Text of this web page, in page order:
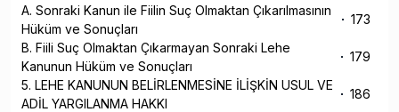
A. Sonraki Kanun ile Fiilin Suç Olmaktan Çıkarılmasının
Hüküm ve Sonuçları
173
B. Fiili Suç Olmaktan Çıkarmayan Sonraki Lehe
Kanunun Hüküm ve Sonuçları
179
5. LEHE KANUNUN BELİRLENMESİNE İLİŞKİN USUL VE
ADİL YARGILANMA HAKKI
186